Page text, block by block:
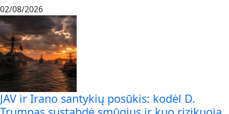
02/08/2026
JAV ir Irano santykių posūkis: kodėl D.